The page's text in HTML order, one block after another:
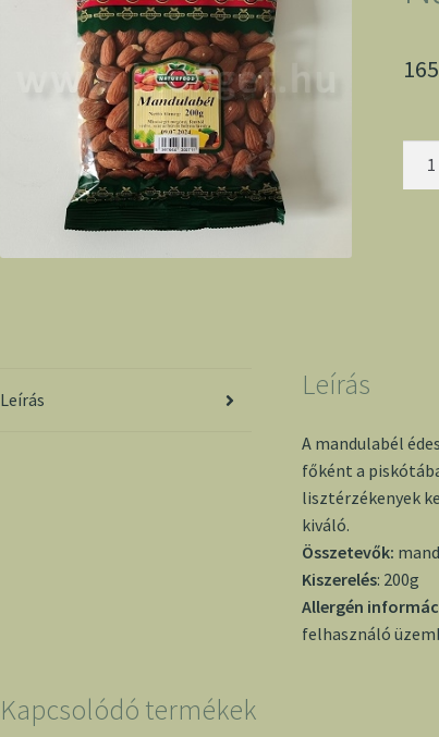
Leírás Leírás
A mandulabél
főként a
lisztérzékenyek
kiváló.
Összetevők:
Kiszerelés: 200g
Allergén
felhasználó
Kapcsolódó termékek